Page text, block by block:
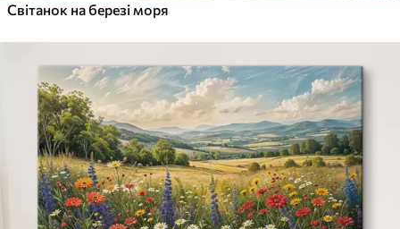
Світанок на березі моря